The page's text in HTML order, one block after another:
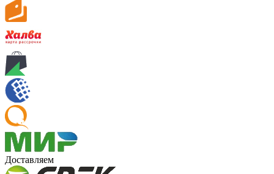
Доставляем